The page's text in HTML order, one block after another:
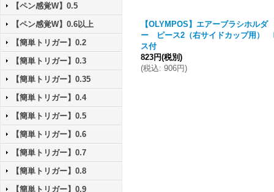
【ペン感覚W】0.5
【ペン感覚W】0.6以上
【簡単トリガー】0.2
【簡単トリガー】0.3
【簡単トリガー】0.35
【簡単トリガー】0.4
【簡単トリガー】0.5
【簡単トリガー】0.6
【簡単トリガー】0.7
【簡単トリガー】0.8
【簡単トリガー】0.9
【OLYMPOS】エアーブラシホルダ
ー ピース2（右サイドカップ用）
ス付
823円(税別)
(税込: 906円)